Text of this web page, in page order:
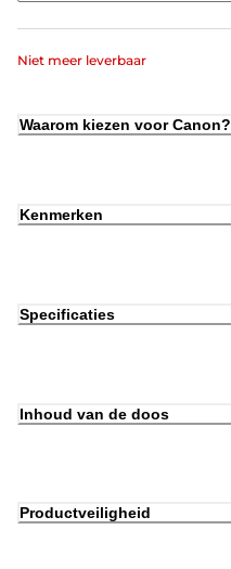
Niet meer leverbaar
Waarom kiezen voor Canon?
Kenmerken
Specificaties
Inhoud van de doos
Productveiligheid